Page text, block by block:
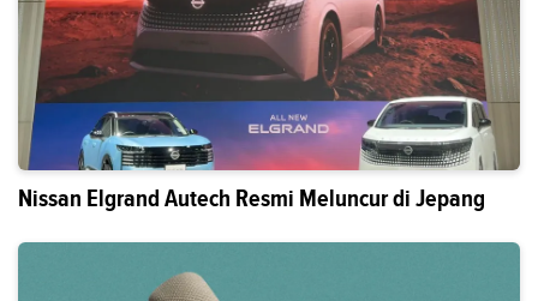
Nissan Elgrand Autech Resmi Meluncur di Jepang